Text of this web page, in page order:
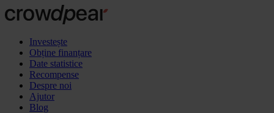
Investește
Obține finanțare
Date statistice
Recompense
Despre noi
Ajutor
Blog